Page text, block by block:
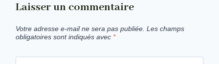
Laisser un commentaire
Votre adresse e-mail ne sera pas publiée. Les champs
obligatoires sont indiqués avec *